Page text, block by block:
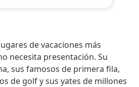
necesita presentación. Su
sus famosos de primera fila,
de golf y sus yates de millones